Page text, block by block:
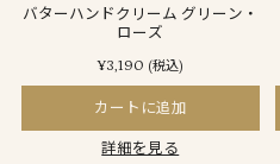
バターハンドクリーム グリーン・
ローズ
¥3,190 (税込)
カートに追加
詳細を見る